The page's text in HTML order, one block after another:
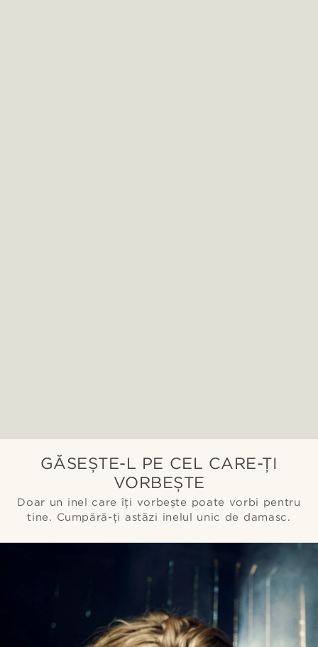
GĂSEȘTE-L PE CEL CARE-ȚI
VORBEȘTE
Doar un inel care îți vorbește poate vorbi pentru
tine. Cumpără-ți astăzi inelul unic de damasc.